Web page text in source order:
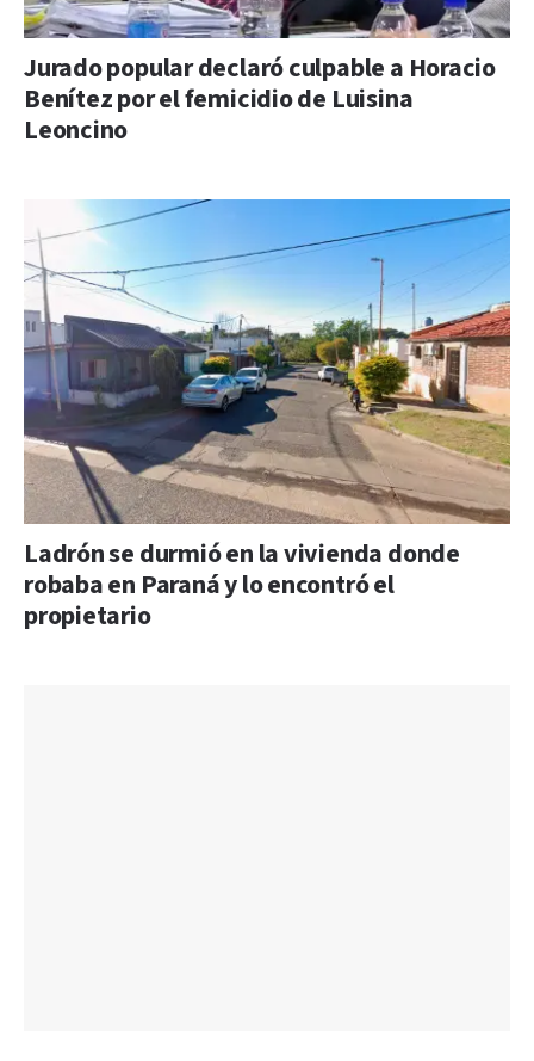
Jurado popular declaró culpable a Horacio
Benítez por el femicidio de Luisina
Leoncino
Ladrón se durmió en la vivienda donde
robaba en Paraná y lo encontró el
propietario